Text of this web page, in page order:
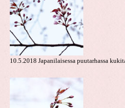
10.5.2018 Japanilaisessa puutarhassa